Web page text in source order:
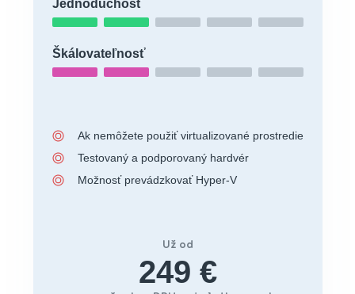
Jednoduchosť
Škálovateľnosť
Ak nemôžete použiť virtualizované prostredie
Testovaný a podporovaný hardvér
Možnosť prevádzkovať Hyper-V
Už od
249 €